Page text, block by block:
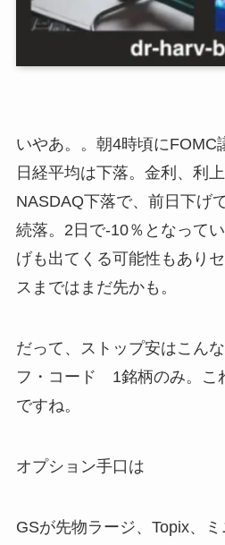
いやあ。。朝4時頃にFOMC
日経平均は下落。金利、利
NASDAQ下落で、前日下げ
続落。2日で-10％となって
げも出てくる可能性もあり
スまではまだ先かも。
だって、ストップ安はこん
フ・コード 1銘柄のみ。こ
ですね。
オプション手口は
GSが先物ラージ、Topix、